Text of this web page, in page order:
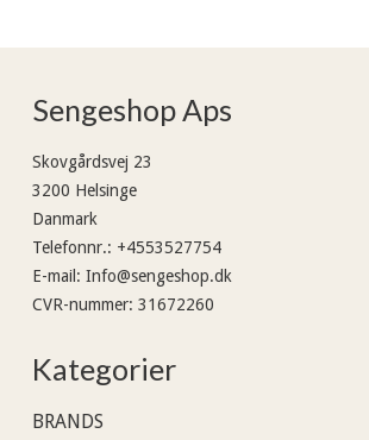
Sengeshop Aps
Skovgårdsvej 23
3200 Helsinge
Danmark
Telefonnr.: +4553527754
E-mail: Info@sengeshop.dk
CVR-nummer: 31672260
Kategorier
BRANDS